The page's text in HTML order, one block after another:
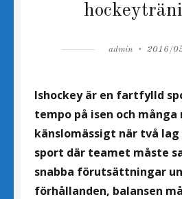
Author
admin
Posted
2016/
Ishockey är en fartfylld
tempo på isen och många
känslomässigt när två lag
sport där teamet måste
snabba förutsättningar
förhållanden, balansen